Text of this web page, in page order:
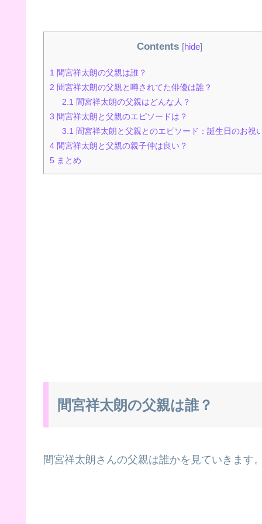
Contents [hide]
1 間宮祥太朗の父親は誰？
2 間宮祥太朗の父親と噂されてた俳優は誰？
2.1 間宮祥太朗の父親はどんな人？
3 間宮祥太朗と父親のエピソードは？
3.1 間宮祥太朗と父親とのエピソード：誕生日のお祝
4 間宮祥太朗と父親の親子仲は良い？
5 まとめ
間宮祥太朗の父親は誰？
間宮祥太朗さんの父親は誰かを見ていきます